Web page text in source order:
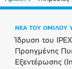
ΝΕΑ ΤΟΥ ΟΜΙΛΟΥ
Ίδρυση του
Προηγμένης
Εξεντέρωσης